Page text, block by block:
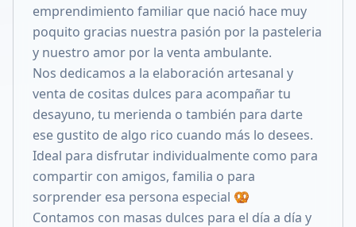
emprendimiento familiar que nació hace muy
poquito gracias nuestra pasión por la pasteleria
y nuestro amor por la venta ambulante.
Nos dedicamos a la elaboración artesanal y
venta de cositas dulces para acompañar tu
desayuno, tu merienda o también para darte
ese gustito de algo rico cuando más lo desees.
Ideal para disfrutar individualmente como para
compartir con amigos, familia o para
sorprender esa persona especial 🥨
Contamos con masas dulces para el día a día y